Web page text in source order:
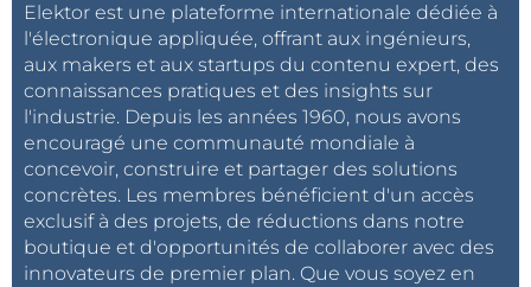
Elektor est une plateforme internationale dédiée à
l'électronique appliquée, offrant aux ingénieurs,
aux makers et aux startups du contenu expert, des
connaissances pratiques et des insights sur
l'industrie. Depuis les années 1960, nous avons
encouragé une communauté mondiale à
concevoir, construire et partager des solutions
concrètes. Les membres bénéficient d'un accès
exclusif à des projets, de réductions dans notre
boutique et d'opportunités de collaborer avec des
innovateurs de premier plan. Que vous soyez en